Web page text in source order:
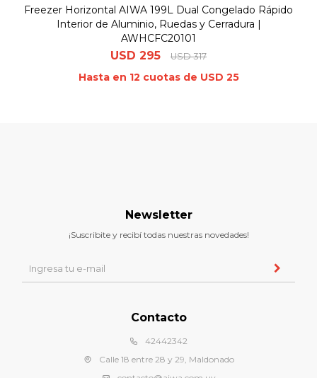
Freezer Horizontal AIWA 199L Dual Congelado Rápido
Interior de Aluminio, Ruedas y Cerradura |
AWHCFC20101
USD 295 USD 317
Hasta en 12 cuotas de USD 25
Contacto
42442342
Calle 18 entre 28 y 29, Maldonado
Newsletter
¡Suscribite y recibí todas nuestras novedades!